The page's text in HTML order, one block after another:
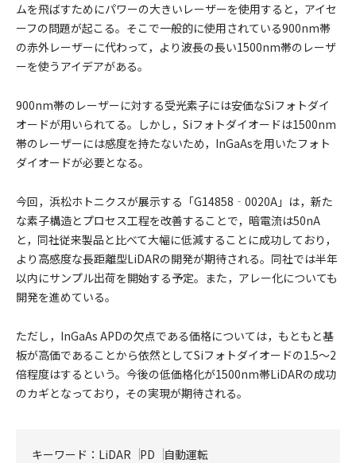
ムを飛ばすためにパワーの大きいレーザーを使用すると，アイセ
ーフの問題が起こる。そこで一般的に使用されている900nm帯
の赤外レーザーに代わって，より波長の長い1500nm帯のレーザ
ーを使うアイデアがある。
900nm帯のレーザーに対する受光素子には安価なSiフォトダイ
オードが用いられてる。しかし，Siフォトダイオードは1500nm
帯のレーザーには感度を持たないため，InGaAsを用いたフォト
ダイオードが必要となる。
今回，浜松ホトニクスが展示する「G14858‐0020A」は，新た
な素子構造とプロセス工程を改善することで，暗電流は50nA
と，同社従来製品と比べて大幅に低減することに成功しており，
より高感度な長距離型LiDARの開発が期待される。同社では半年
以内にサンプル出荷を開始する予定。また，アレー化についても
開発を進めている。
ただし，InGaAs APDの欠点である価格については，もともと基
板が高価であることから依然としてSiフォトダイオードの1.5～2
倍程度はするという。今後の低価格化が1500nm帯LiDARの成功
のカギとなっており，その実現が期待される。
キーワード： LiDAR PD 自動運転